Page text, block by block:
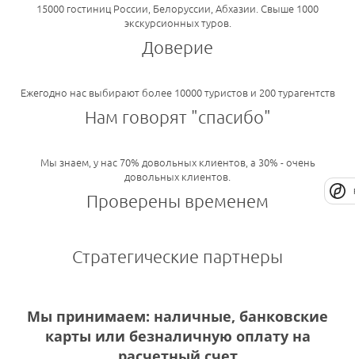
15000 гостиниц России, Белоруссии, Абхазии. Свыше 1000
экскурсионных туров.
Доверие
Ежегодно нас выбирают более 10000 туристов и 200 турагентств
Нам говорят "спасибо"
Мы знаем, у нас 70% довольных клиентов, а 30% - очень
довольных клиентов.
Проверены временем
Стратегические партнеры
Мы принимаем: наличные, банковские
карты или безналичную оплату на